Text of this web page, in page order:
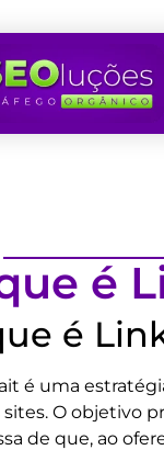
é
é
é uma
O objetivo
de que, ao